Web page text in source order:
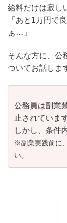
給料だけは寂し
「あと1万円で
ぁ…」
そんな方に、公
ついてお話しま
公務員は副業
止されています
しかし、条件
※副業実践前に
い。